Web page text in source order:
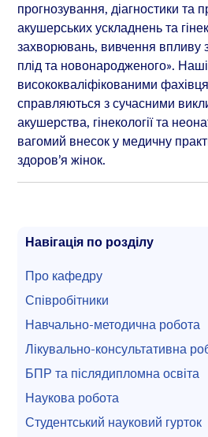
прогнозування, діагностики та
акушерських ускладнень та
захворювань, вивчення впливу
плід та новонародженого».
висококваліфікованими
справляються з сучасними
акушерства, гінекології та
вагомий внесок у медичну
здоров’я жінок.
Навігація по розділу
Про кафедру
Співробітники
Навчально-методична робота
Лікувально-консультативна
БПР та післядипломна освіта
Наукова робота
Студентський науковий гурток